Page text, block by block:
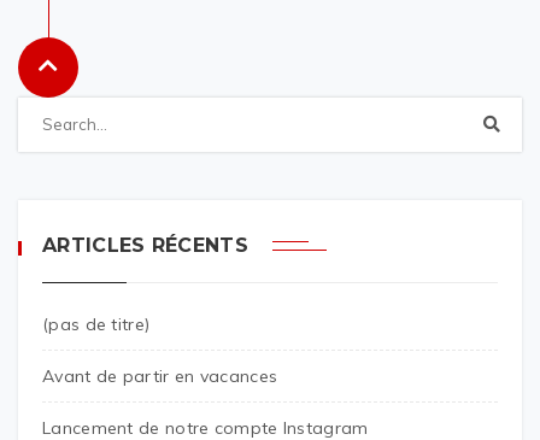
ARTICLES RÉCENTS
(pas de titre)
Avant de partir en vacances
Lancement de notre compte Instagram